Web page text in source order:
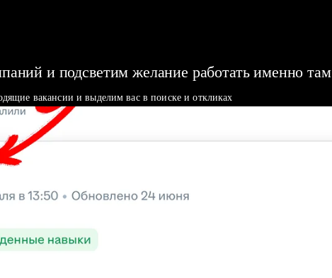
и подсветим желание работать именно там
вакансии и выделим вас в поиске и откликах